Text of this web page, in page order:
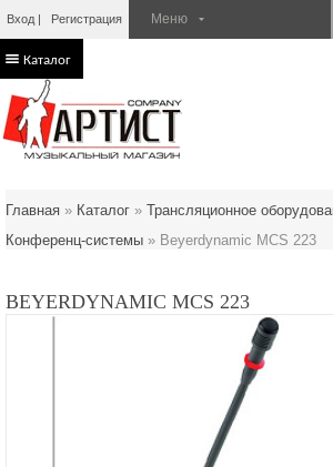
Вход Регистрация
Каталог
Главная » Каталог » Трансляционное
Конференц-системы » Beyerdynamic MCS 223
BEYERDYNAMIC MCS 223